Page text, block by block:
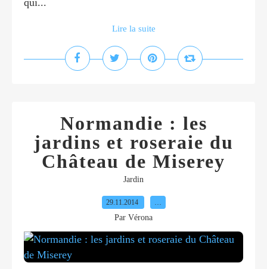
qui...
Lire la suite
Normandie : les
jardins et roseraie du
Château de Miserey
Jardin
29.11.2014 …
Par Vérona